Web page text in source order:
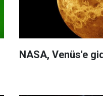
NASA, Venüs'e